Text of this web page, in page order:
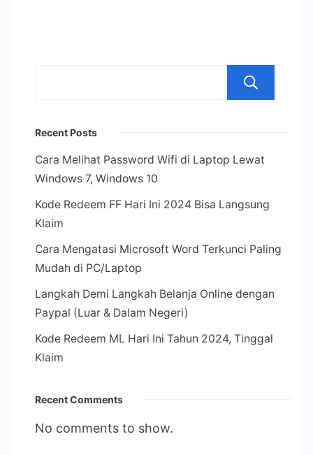
Recent Posts
Cara Melihat Password Wifi di Laptop Lewat
Windows 7, Windows 10
Kode Redeem FF Hari Ini 2024 Bisa Langsung
Klaim
Cara Mengatasi Microsoft Word Terkunci Paling
Mudah di PC/Laptop
Langkah Demi Langkah Belanja Online dengan
Paypal (Luar & Dalam Negeri)
Kode Redeem ML Hari Ini Tahun 2024, Tinggal
Klaim
Recent Comments
No comments to show.